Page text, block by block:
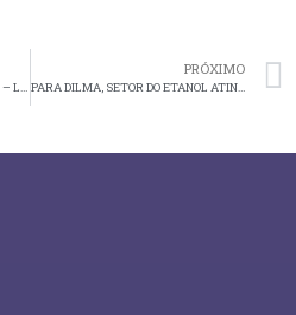
PRÓXIMO
PARA DILMA, SETOR DO ETANOL ATINGIU META DEFENDIDA PELA RIO+20